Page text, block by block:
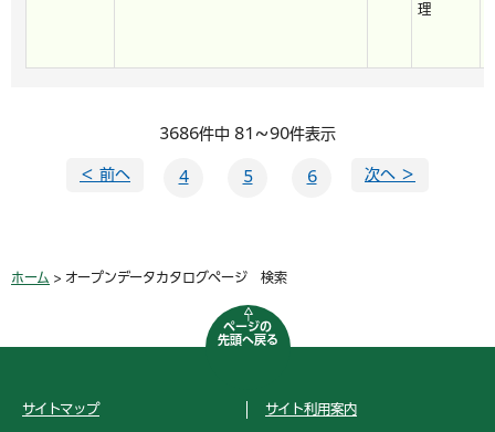
理
3686件中 81～90件表示
＜ 前へ 4 5 6 次へ ＞
ホーム > オープンデータカタログページ 検索
ページの
先頭へ戻る
サイトマップ サイト利用案内